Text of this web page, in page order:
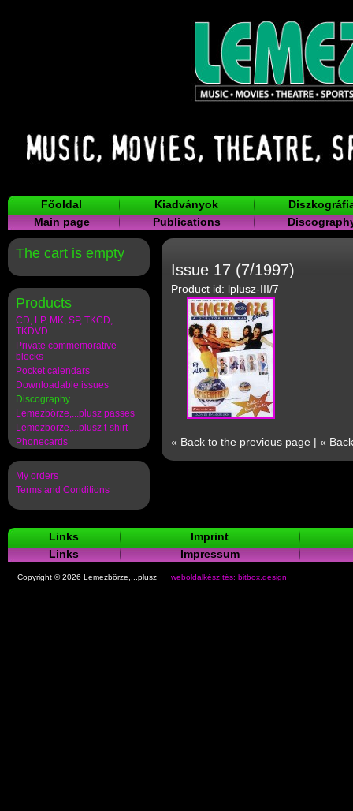
Főoldal Kiadványok
Main page
Publications
The cart is empty
Products
CD, LP, MK, SP, TKCD,
TKDVD
Private commemorative
blocks
Pocket calendars
Downloadable issues
Discography
Lemezbörze,...plusz passes
Lemezbörze,...plusz t-shirt
Phonecards
My orders
Terms and Conditions
Issue 17 (7/1997)
Product id: lplusz-III/7
« Back to the previous page | «
Links
Imprint
Links
Impressum
Copyright © 2026 Lemezbörze,...plusz weboldalkészítés: bitbox.design